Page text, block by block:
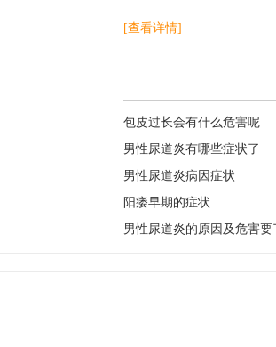
[查看详情]
包皮过长会有什么危害呢
男性尿道炎有哪些症状了
男性尿道炎病因症状
阳痿早期的症状
男性尿道炎的原因及危害要